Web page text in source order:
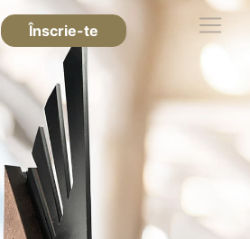
Înscrie-te